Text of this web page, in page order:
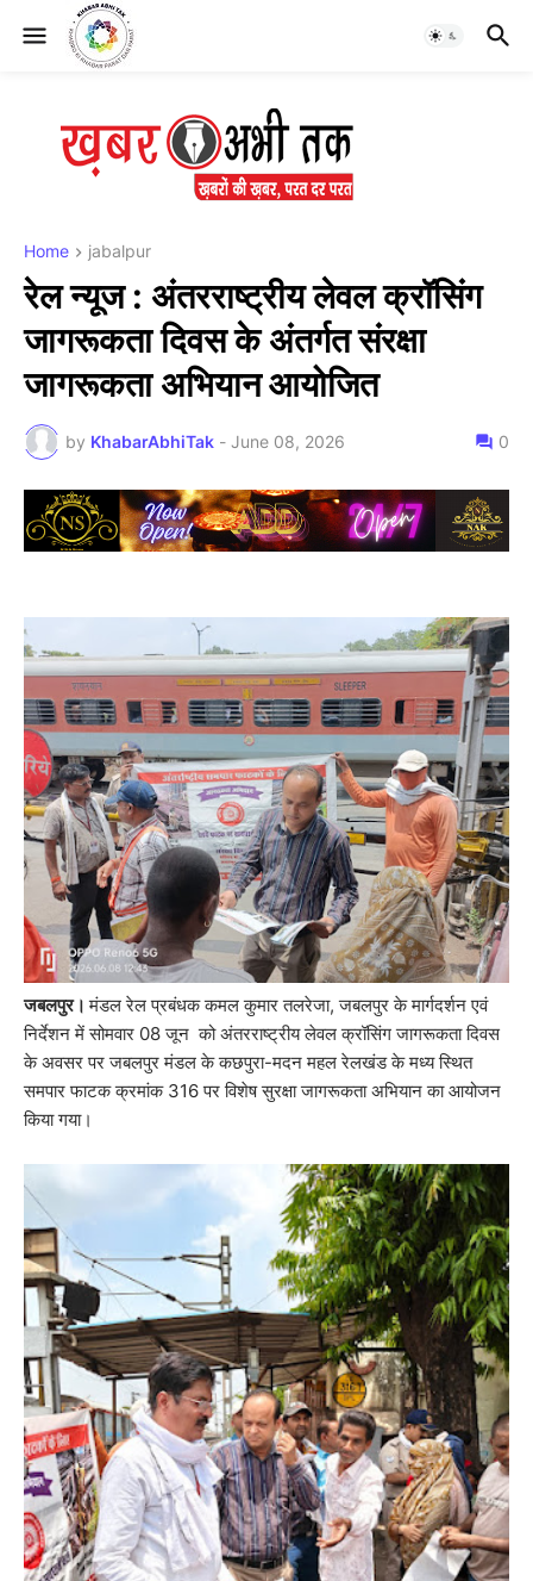
Home jabalpur
रेल न्यूज : अंतरराष्ट्रीय लेवल क्रॉसिंग
जागरूकता दिवस के अंतर्गत संरक्षा
जागरूकता अभियान आयोजित
by KhabarAbhiTak - June 08, 2026 0
जबलपुर।मंडल रेल प्रबंधक कमल कुमार तलरेजा, जबलपुर के मार्गदर्शन एवं
निर्देशन में सोमवार 08 जून को अंतरराष्ट्रीय लेवल क्रॉसिंग जागरूकता दिवस
के अवसर पर जबलपुर मंडल के कछपुरा-मदन महल रेलखंड के मध्य स्थित
समपार फाटक क्रमांक 316 पर विशेष सुरक्षा जागरूकता अभियान का आयोजन
किया गया।